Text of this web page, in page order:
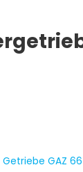
Getriebe GAZ